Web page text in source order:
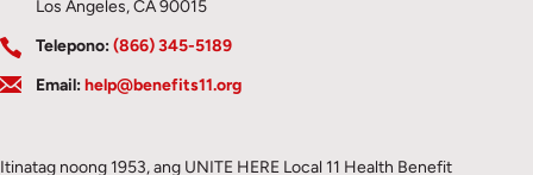
Los Angeles, CA 90015
Telepono:(866) 345-5189
Email:help@benefits11.org
Itinatag noong 1953, ang UNITE HERE Local 11 Health Benefit